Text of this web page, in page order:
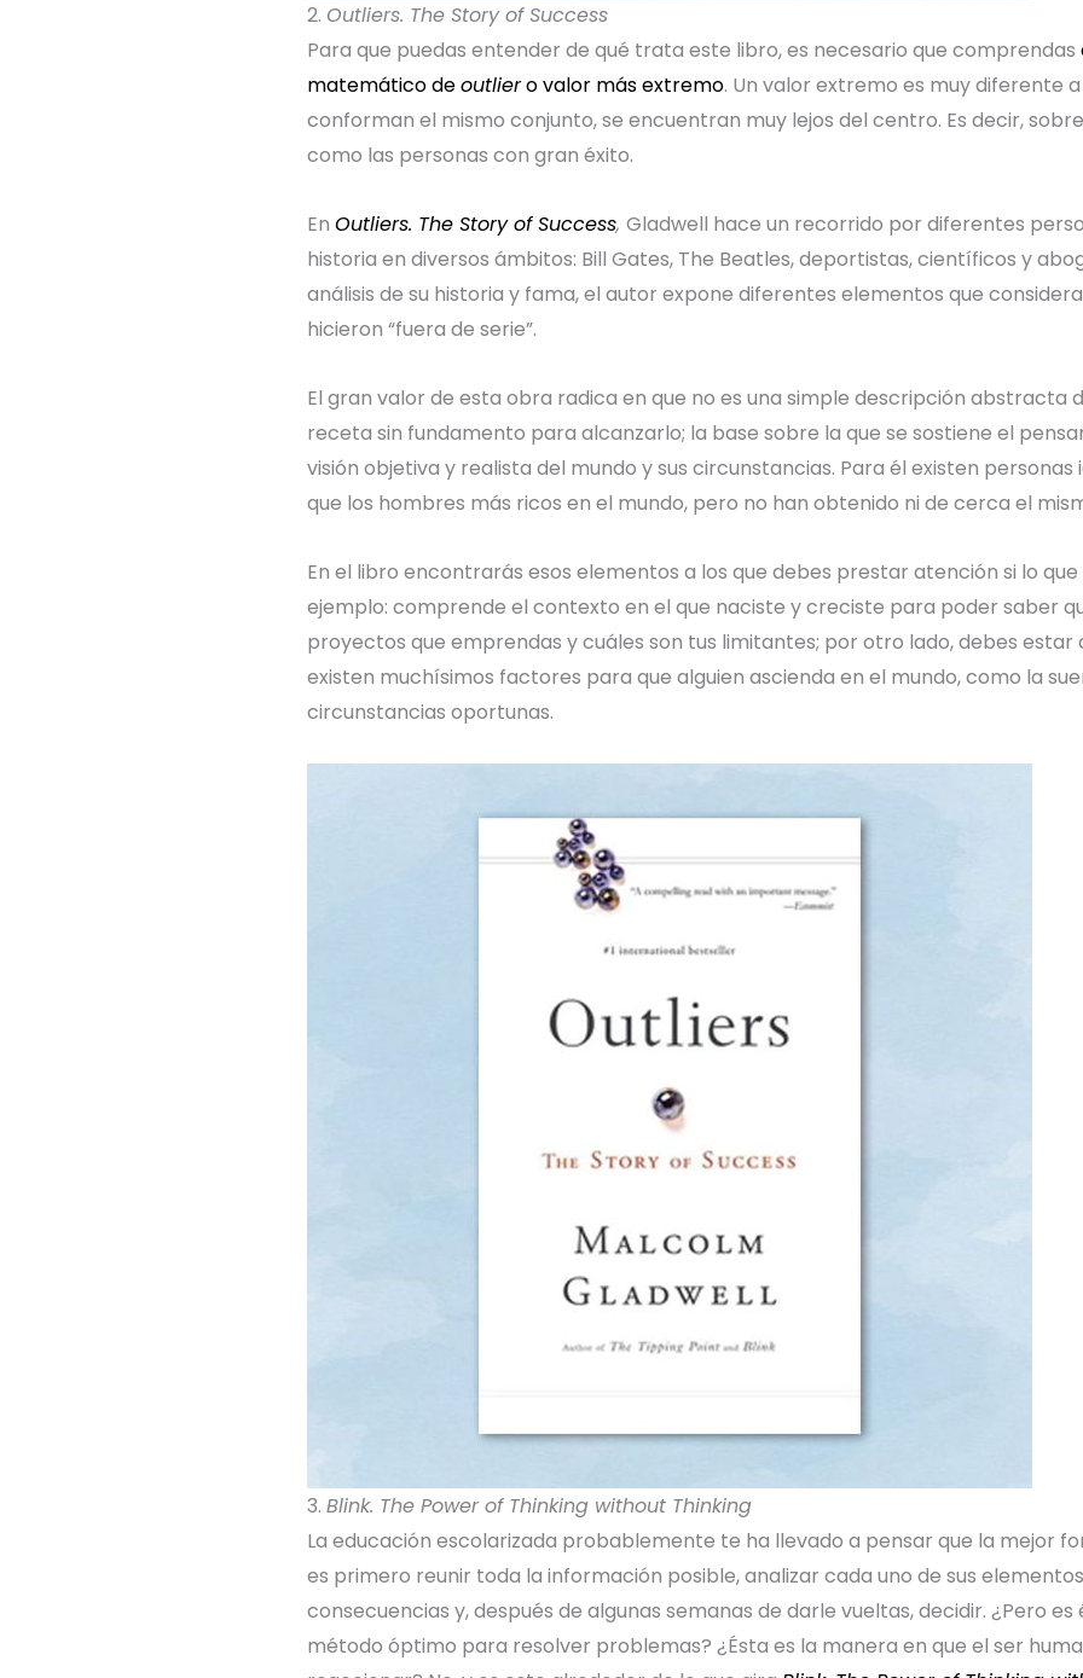
2. Outliers. The Story of Success
Para que puedas entender de qué trata este libro, es necesario que comprendas
matemático deoutliero valor más extremo. Un valor extremo es muy diferente
conforman el mismo conjunto, se encuentran muy lejos del centro. Es decir,
como las personas con gran éxito.
En Outliers. The Story of Success, Gladwell hace un recorrido por diferentes
historia en diversos ámbitos: Bill Gates, The Beatles, deportistas, científicos y
análisis de su historia y fama, el autor expone diferentes elementos que
hicieron “fuera de serie”.
El gran valor de esta obra radica en que no es una simple descripción abstracta
receta sin fundamento para alcanzarlo; la base sobre la que se sostiene el
visión objetiva y realista del mundo y sus circunstancias. Para él existen
que los hombres más ricos en el mundo, pero no han obtenido ni de cerca el
En el libro encontrarás esos elementos a los que debes prestar atención si lo
ejemplo: comprende el contexto en el que naciste y creciste para poder saber
proyectos que emprendas y cuáles son tus limitantes; por otro lado, debes estar
existen muchísimos factores para que alguien ascienda en el mundo, como la
circunstancias oportunas.
3. Blink. The Power of Thinking without Thinking
La educación escolarizada probablemente te ha llevado a pensar que la mejor
es primero reunir toda la información posible, analizar cada uno de sus
consecuencias y, después de algunas semanas de darle vueltas, decidir. ¿Pero
método óptimo para resolver problemas? ¿Ésta es la manera en que el ser